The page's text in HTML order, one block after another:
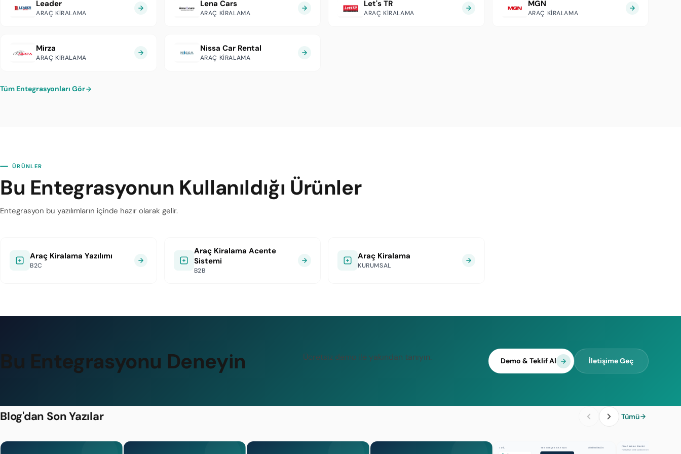
Leader
ARAÇ KIRALAMA
Lena Cars
ARAÇ KIRALAMA
Let's TR
ARAÇ KIRALAMA
MGN
ARAÇ KIRALAMA
Mirza
ARAÇ KIRALAMA
Nissa Car Rental
ARAÇ KIRALAMA
Tüm Entegrasyonları Gör
ÜRÜNLER
Bu Entegrasyonun Kullanıldığı Ürünler
Entegrasyon bu yazılımların içinde hazır olarak gelir.
Araç Kiralama Yazılımı
B2C
Araç Kiralama Acente
Sistemi
B2B
Araç Kiralama
KURUMSAL
Bu Entegrasyonu Deneyin Ücretsiz demo ile yakından tanıyın. Demo & Teklif Al İletişime Geç
Blog'dan Son Yazılar Tümü